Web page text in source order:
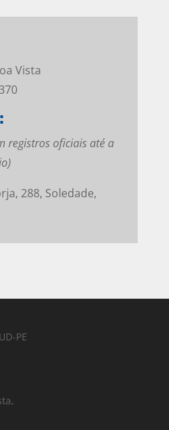
Vista
registros oficiais até a
288, Soledade,
PE